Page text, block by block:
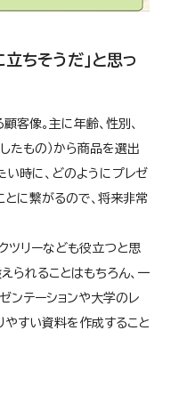
ちそうだ」と思っ
客像。主に年齢、性別、
たもの）から商品を選出
い時に、どのようにプレゼ
とに繋がるので、将来非常
ツリーなども役立つと思
られることはもちろん、一
ンテーションや大学のレ
やすい資料を作成すること